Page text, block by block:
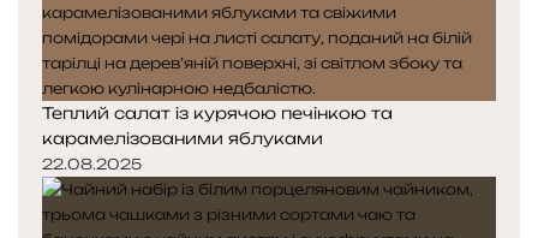
Теплий салат із курячою печінкою та
карамелізованими яблуками
22.08.2025